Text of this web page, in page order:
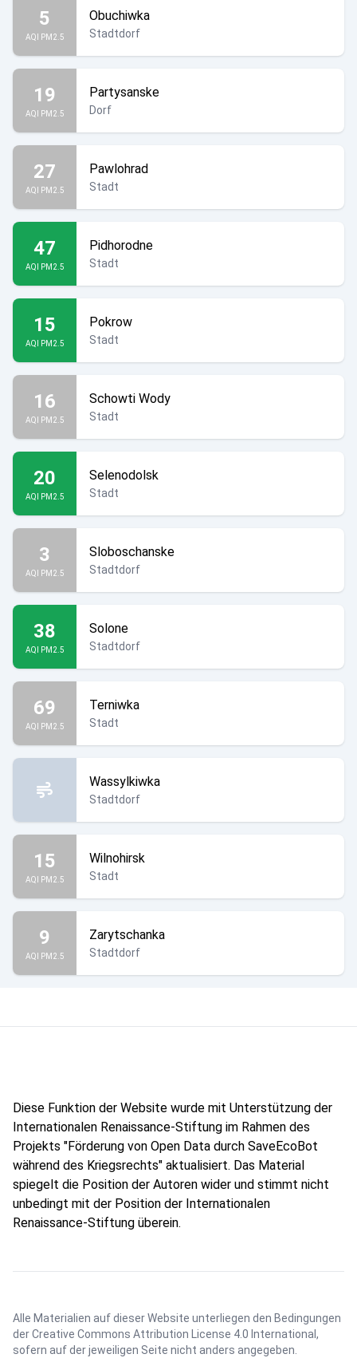
5
AQI PM2.5
Obuchiwka
Stadtdorf
19
AQI PM2.5
Partysanske
Dorf
27
AQI PM2.5
Pawlohrad
Stadt
47
AQI PM2.5
Pidhorodne
Stadt
15
AQI PM2.5
Pokrow
Stadt
16
AQI PM2.5
Schowti Wody
Stadt
20
AQI PM2.5
Selenodolsk
Stadt
3
AQI PM2.5
Sloboschanske
Stadtdorf
38
AQI PM2.5
Solone
Stadtdorf
69
AQI PM2.5
Terniwka
Stadt
Wassylkiwka
Stadtdorf
15
AQI PM2.5
Wilnohirsk
Stadt
9
AQI PM2.5
Zarytschanka
Stadtdorf
Diese Funktion der Website wurde mit Unterstützung der
Internationalen Renaissance-Stiftung im Rahmen des
Projekts "Förderung von Open Data durch SaveEcoBot
während des Kriegsrechts" aktualisiert. Das Material
spiegelt die Position der Autoren wider und stimmt nicht
unbedingt mit der Position der Internationalen
Renaissance-Stiftung überein.
Alle Materialien auf dieser Website unterliegen den Bedingungen
derCreative Commons Attribution License 4.0 International ,
sofern auf der jeweiligen Seite nicht anders angegeben.